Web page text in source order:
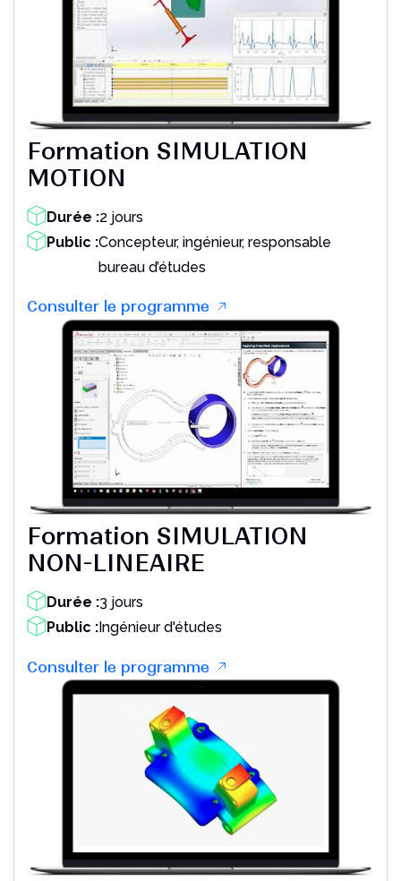
Formation SIMULATION
MOTION
Durée :2 jours
Public :Concepteur, ingénieur, responsable
bureau d’études
Consulter le programme
Formation SIMULATION
NON-LINEAIRE
Durée :3 jours
Public : Ingénieur d'études
Consulter le programme